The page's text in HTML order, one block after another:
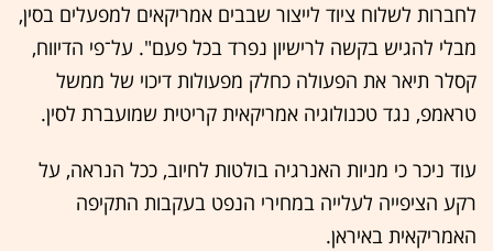
לחברות לשלוח ציוד לייצור שבבים אמריקאים למפעלים בסין,
מבלי להגיש בקשה לרישיון נפרד בכל פעם". על־פי הדיווח,
קסלר תיאר את הפעולה כחלק מפעולות דיכוי של ממשל
טראמפ, נגד טכנולוגיה אמריקאית קריטית שמועברת לסין.
עוד ניכר כי מניות האנרגיה בולטות לחיוב, ככל הנראה, על
רקע הציפייה לעלייה במחירי הנפט בעקבות התקיפה
האמריקאית באיראן.